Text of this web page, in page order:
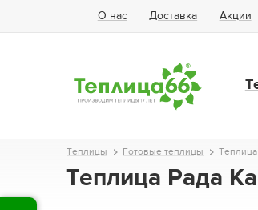
О нас Доставка Акции
Теплицы Готовые теплицы Теплица
Теплица Рада